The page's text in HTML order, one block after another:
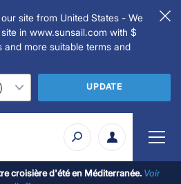
site from United States - We
in www.sunsail.com with $
more suitable terms and
UPDATE
croisière d'été en Méditerranée. Voir